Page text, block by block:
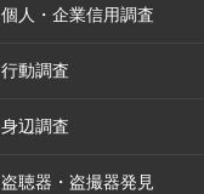
個人・企業信用調査
行動調査
身辺調査
盗聴器・盗撮器発見